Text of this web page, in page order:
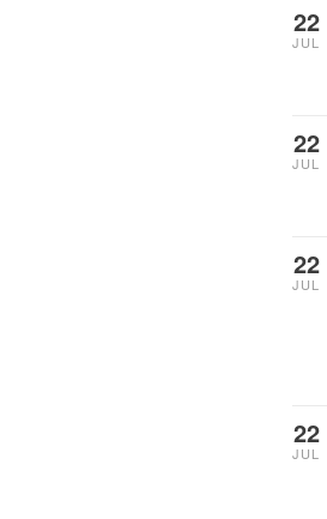
22
JUL
22
JUL
22
JUL
22
JUL